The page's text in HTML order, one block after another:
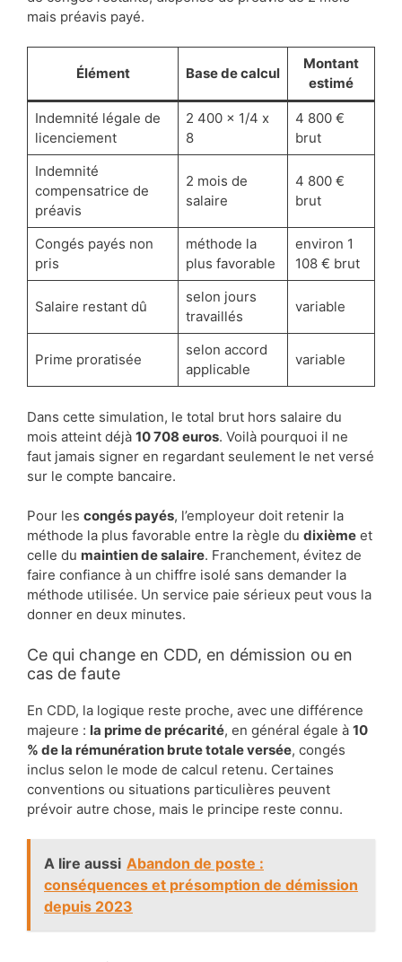
mais préavis payé.
Élément Base de calcul
Montant
estimé
Indemnité légale de
licenciement
2 400 x 1/4 x
8
4 800 €
brut
Indemnité
compensatrice de
préavis
2 mois de
salaire
4 800 €
brut
Congés payés non
pris
méthode la
plus favorable
environ 1
108 € brut
Salaire restant dû
selon jours
travaillés
variable
Prime proratisée
selon accord
applicable
variable
Dans cette simulation, le total brut hors salaire du
mois atteint déjà 10 708 euros. Voilà pourquoi il ne
faut jamais signer en regardant seulement le net versé
sur le compte bancaire.
Pour les congés payés, l’employeur doit retenir la
méthode la plus favorable entre la règle du dixième et
celle du maintien de salaire. Franchement, évitez de
faire confiance à un chiffre isolé sans demander la
méthode utilisée. Un service paie sérieux peut vous la
donner en deux minutes.
Ce qui change en CDD, en démission ou en
cas de faute
En CDD, la logique reste proche, avec une différence
majeure : la prime de précarité, en général égale à 10
% de la rémunération brute totale versée, congés
inclus selon le mode de calcul retenu. Certaines
conventions ou situations particulières peuvent
prévoir autre chose, mais le principe reste connu.
A lire aussi Abandon de poste :
conséquences et présomption de démission
depuis 2023